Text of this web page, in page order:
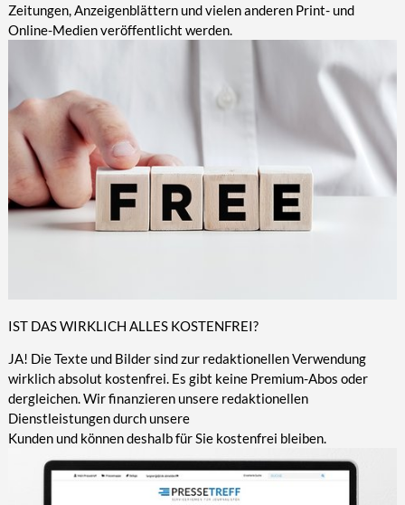
Zeitungen, Anzeigenblättern und vielen anderen Print- und
Online-Medien veröffentlicht werden.
IST DAS WIRKLICH ALLES KOSTENFREI?
JA! Die Texte und Bilder sind zur redaktionellen Verwendung
wirklich absolut kostenfrei. Es gibt keine Premium-Abos oder
dergleichen. Wir finanzieren unsere redaktionellen
Dienstleistungen durch unsere
Kunden und können deshalb für Sie kostenfrei bleiben.